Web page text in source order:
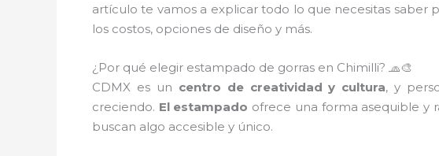
artículo te vamos a explicar todo lo que necesitas saber
los costos, opciones de diseño y más.
¿Por qué elegir estampado de gorras en Chimilli? 🧢🎨
CDMX es un centro de creatividad y cultura, y
creciendo. El estampado ofrece una forma asequible y
buscan algo accesible y único.